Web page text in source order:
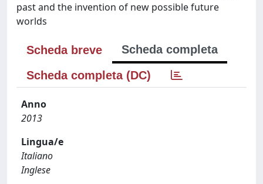
past and the invention of new possible future
worlds
Scheda breve
Scheda completa
Scheda completa (DC)
Anno
2013
Lingua/e
Italiano
Inglese